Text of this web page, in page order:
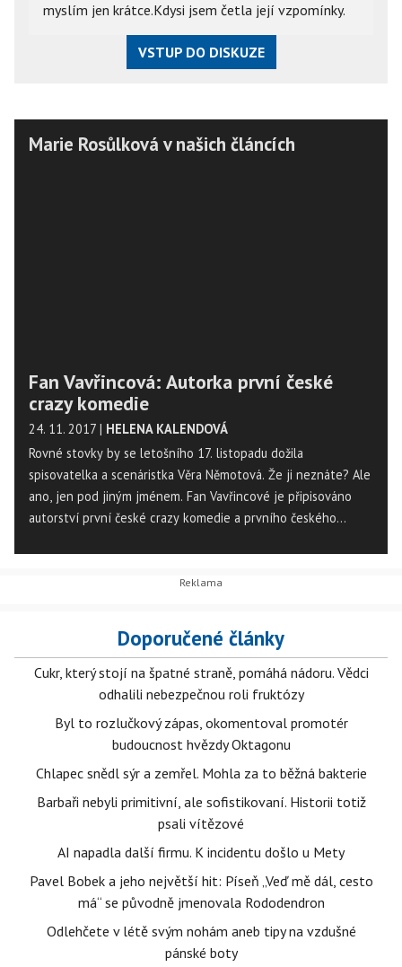
myslím jen krátce.Kdysi jsem četla její vzpomínky.
VSTUP DO DISKUZE
Marie Rosůlková v našich článcích
Fan Vavřincová: Autorka první české
crazy komedie
24. 11. 2017 | HELENA KALENDOVÁ
Rovné stovky by se letošního 17. listopadu dožila
spisovatelka a scenáristka Věra Němotová. Že ji neznáte? Ale
ano, jen pod jiným jménem. Fan Vavřincové je připisováno
autorství první české crazy komedie a prvního českého
Doporučené články
Cukr, který stojí na špatné straně, pomáhá nádoru. Vědci
odhalili nebezpečnou roli fruktózy
Byl to rozlučkový zápas, okomentoval promotér
budoucnost hvězdy Oktagonu
Chlapec snědl sýr a zemřel. Mohla za to běžná bakterie
Barbaři nebyli primitivní, ale sofistikovaní. Historii totiž
psali vítězové
AI napadla další firmu. K incidentu došlo u Mety
Pavel Bobek a jeho největší hit: Píseň „Veď mě dál, cesto
má“ se původně jmenovala Rododendron
Odlehčete v létě svým nohám aneb tipy na vzdušné
pánské boty